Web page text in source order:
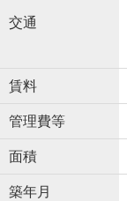
交通
賃料
管理費等
面積
築年月